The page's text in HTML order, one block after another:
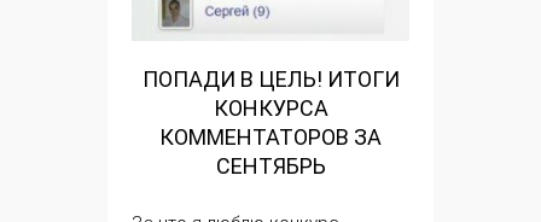
ПОПАДИ В ЦЕЛЬ! ИТОГИ
КОНКУРСА
КОММЕНТАТОРОВ ЗА
СЕНТЯБРЬ